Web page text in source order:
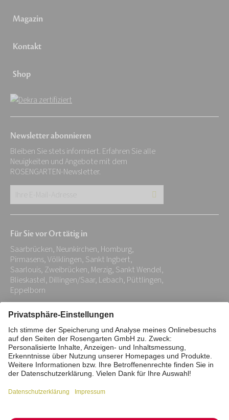
Magazin
Kontakt
Shop
Newsletter abonnieren
Bleiben Sie stets informiert. Erfahren Sie alle
Neuigkeiten und Angebote mit dem
ROSENGARTEN-Newsletter.
Adresse:
*
Für Sie vor Ort tätig in
Saarbrücken, Neunkirchen, Homburg,
Pirmasens, Völklingen, Sankt Ingbert,
Saarlouis, Zweibrücken, Merzig, Sankt Wendel,
Blieskastel, Dillingen/Saar, Lebach, Püttlingen,
Eppelborn
Impressum Datenschutz
Stiftung
Interne Meldestelle
Zahlungsmittel
Barrierefreiheitserklärung
Vertrag widerrufen